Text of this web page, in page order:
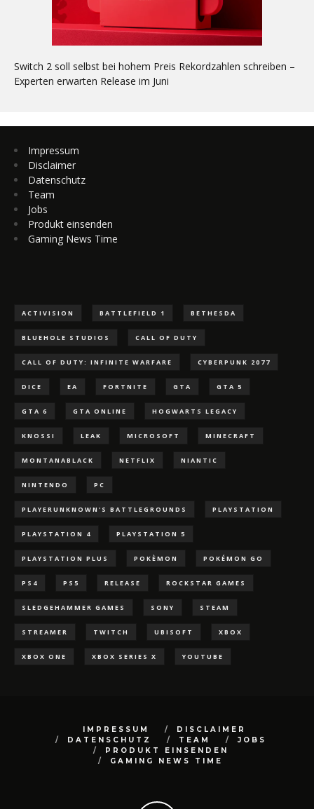
Switch 2 soll selbst bei hohem Preis Rekordzahlen schreiben –
Experten erwarten Release im Juni
Impressum
Disclaimer
Datenschutz
Team
Jobs
Produkt einsenden
Gaming News Time
ACTIVISION BATTLEFIELD 1 BETHESDA
BLUEHOLE STUDIOS CALL OF DUTY
CALL OF DUTY: INFINITE WARFARE CYBERPUNK 2077
DICE EA FORTNITE GTA GTA 5
GTA 6 GTA ONLINE HOGWARTS LEGACY
KNOSSI LEAK MICROSOFT MINECRAFT
MONTANABLACK NETFLIX NIANTIC
NINTENDO PC
PLAYERUNKNOWN'S BATTLEGROUNDS PLAYSTATION
PLAYSTATION 4 PLAYSTATION 5
PLAYSTATION PLUS POKÈMON POKÉMON GO
PS4 PS5 RELEASE ROCKSTAR GAMES
SLEDGEHAMMER GAMES SONY STEAM
STREAMER TWITCH UBISOFT XBOX
XBOX ONE XBOX SERIES X YOUTUBE
IMPRESSUM
DISCLAIMER
DATENSCHUTZ
TEAM
JOBS
PRODUKT EINSENDEN
GAMING NEWS TIME